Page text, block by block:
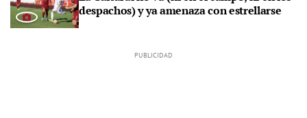
despachos) y ya amenaza con estrellarse